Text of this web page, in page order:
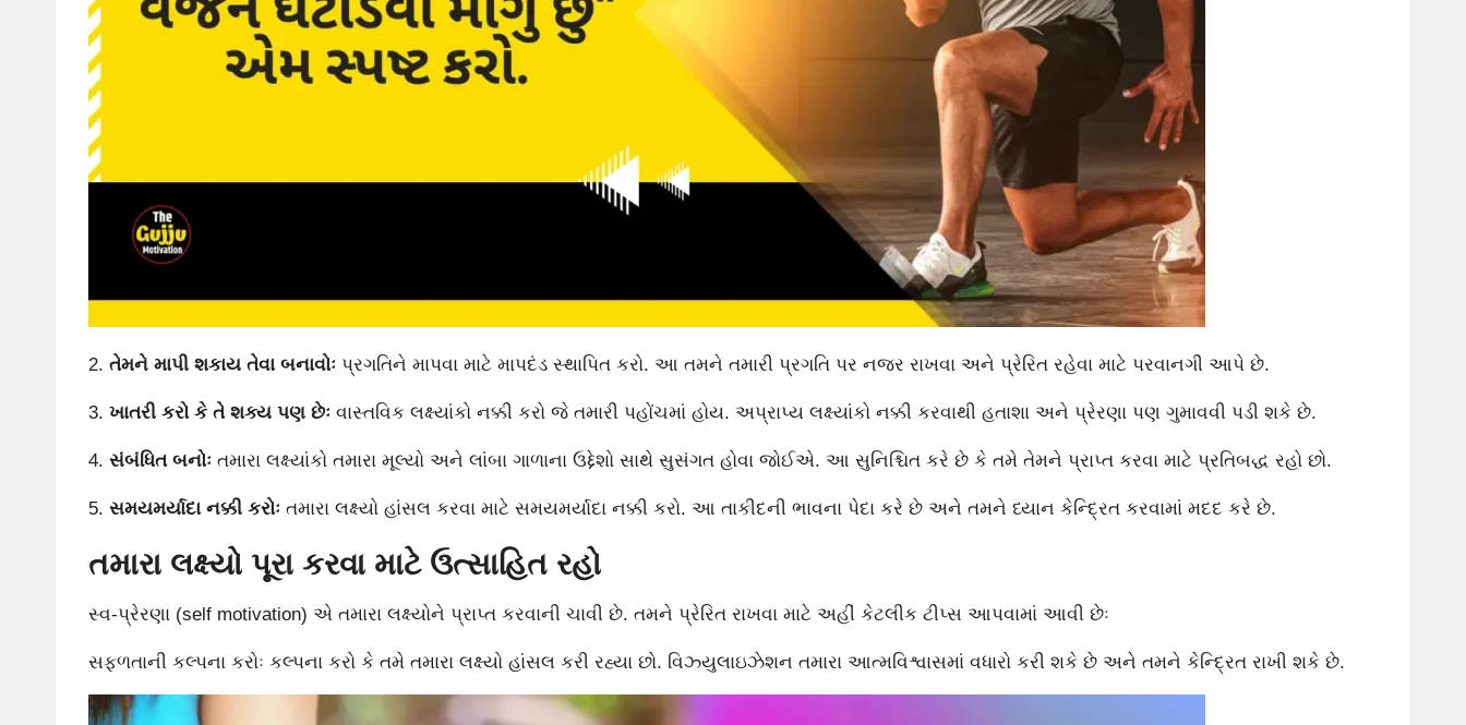
2. તેમને માપી શકાય તેવા બનાવોઃ પ્રગતિને માપવા માટે માપદંડ સ્થાપિત કરો. આ તમને તમારી પ્રગતિ પર નજર રાખવા અને પ્રેરિત રહેવા માટે પરવાનગી આપે છે.
3. ખાતરી કરો કે તે શક્ય પણ છેઃ વાસ્તવિક લક્ષ્યાંકો નક્કી કરો જે તમારી પહોંચમાં હોય. અપ્રાપ્ય લક્ષ્યાંકો નક્કી કરવાથી હતાશા અને પ્રેરણા પણ ગુમાવવી પડી શકે છે.
4. સંબંધિત બનોઃ તમારા લક્ષ્યાંકો તમારા મૂલ્યો અને લાંબા ગાળાના ઉદ્દેશો સાથે સુસંગત હોવા જોઈએ. આ સુનિશ્ચિત કરે છે કે તમે તેમને પ્રાપ્ત કરવા માટે પ્રતિબદ્ધ રહો છો.
5. સમયમર્યાદા નક્કી કરોઃ તમારા લક્ષ્યો હાંસલ કરવા માટે સમયમર્યાદા નક્કી કરો. આ તાકીદની ભાવના પેદા કરે છે અને તમને ધ્યાન કેન્દ્રિત કરવામાં મદદ કરે છે.
તમારા લક્ષ્યો પૂરા કરવા માટે ઉત્સાહિત રહો
સ્વ-પ્રેરણા (self motivation) એ તમારા લક્ષ્યોને પ્રાપ્ત કરવાની ચાવી છે. તમને પ્રેરિત રાખવા માટે અહીં કેટલીક ટીપ્સ આપવામાં આવી છેઃ
સફળતાની કલ્પના કરોઃ કલ્પના કરો કે તમે તમારા લક્ષ્યો હાંસલ કરી રહ્યા છો. વિઝ્યુલાઇઝેશન તમારા આત્મવિશ્વાસમાં વધારો કરી શકે છે અને તમને કેન્દ્રિત રાખી શકે છે.